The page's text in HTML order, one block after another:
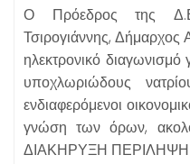
Ο Πρόεδρος της
Τσιρογιάννης, Δήμαρχος
ηλεκτρονικό διαγωνισμό
υποχλωριώδους
ενδιαφερόμενοι
γνώση των όρων,
ΔΙΑΚΗΡΥΞΗ